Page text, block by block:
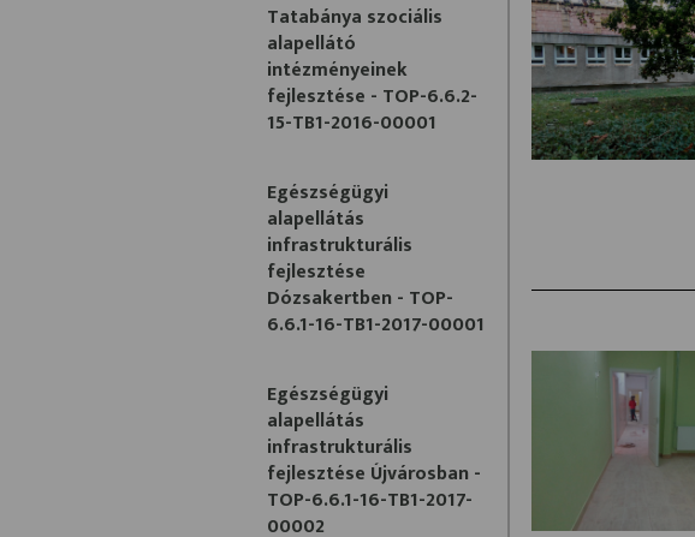
Tatabánya szociális
alapellátó
intézményeinek
fejlesztése - TOP-6.6.2-
15-TB1-2016-00001
Egészségügyi
alapellátás
infrastrukturális
fejlesztése
Dózsakertben - TOP-
6.6.1-16-TB1-2017-00001
Egészségügyi
alapellátás
infrastrukturális
fejlesztése Újvárosban -
TOP-6.6.1-16-TB1-2017-
00002